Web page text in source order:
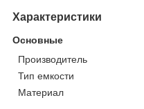
Характеристики
Основные
Производитель
Тип емкости
Материал